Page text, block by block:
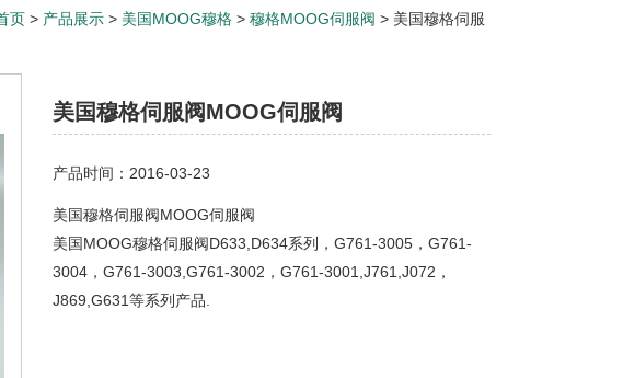
页 > 产品展示 > 美国MOOG穆格 > 穆格MOOG伺服阀 > 美国穆格伺服
美国穆格伺服阀MOOG伺服阀
产品时间：2016-03-23
美国穆格伺服阀MOOG伺服阀
美国MOOG穆格伺服阀D633,D634系列，G761-3005，G761-
3004，G761-3003,G761-3002，G761-3001,J761,J072，
J869,G631等系列产品.